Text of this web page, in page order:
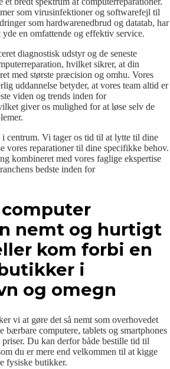
som virusinfektioner og softwarefejl til
som hardwarenedbrud og datatab, har
en omfattende og effektiv service.
diagnostisk udstyr og de seneste
hvilket sikrer, at din
med største præcision og omhu. Vores
uddannelse betyder, at vores team altid er
viden og trends inden for
giver os mulighed for at løse selv de
centrum. Vi tager os tid til at lytte til dine
vores reparationer til dine specifikke behov.
kombineret med vores faglige ekspertise
bedste inden for
nemt og hurtigt
kom forbi en
i
og omegn
vi at gøre det så nemt som overhovedet
bærbare computere, tablets og smartphones
Du kan derfor både bestille tid til
du er mere end velkommen til at kigge
fysiske butikker.